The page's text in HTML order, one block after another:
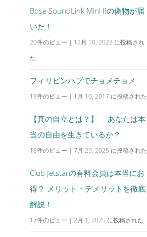
Bose SoundLink Mini IIの偽物が届
いた！
20件のビュー | 12月 10, 2023 に投稿され
た
フィリピンパブでチョメチョメ
18件のビュー | 1月 10, 2017 に投稿された
【真の自立とは？】— あなたは本
当の自由を生きているか？
18件のビュー |7月 29, 2025 に投稿された
Club Jetstarの有料会員は本当にお
得？ メリット・デメリットを徹底
解説！
17件のビュー |2月 1, 2025 に投稿された